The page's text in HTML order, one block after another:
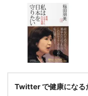
Twitter で健康になる